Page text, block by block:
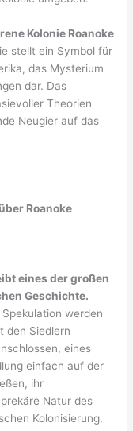
Kolonie Roanoke
stellt ein Symbol für
das Mysterium
dar. Das
Theorien
Neugier auf das
Roanoke
eines der großen
Geschichte.
werden
den Siedlern
eines
einfach auf der
ihr
Natur des
Kolonisierung.